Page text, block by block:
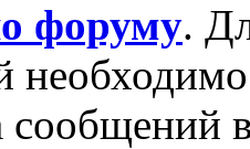
форуму.